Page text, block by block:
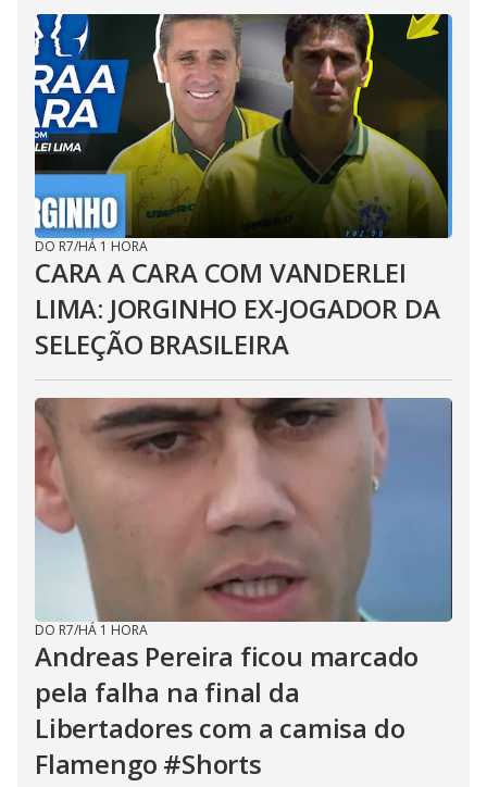
DO R7/HÁ 1 HORA
CARA A CARA COM VANDERLEI
LIMA: JORGINHO EX-JOGADOR DA
SELEÇÃO BRASILEIRA
DO R7/HÁ 1 HORA
Andreas Pereira ficou marcado
pela falha na final da
Libertadores com a camisa do
Flamengo #Shorts